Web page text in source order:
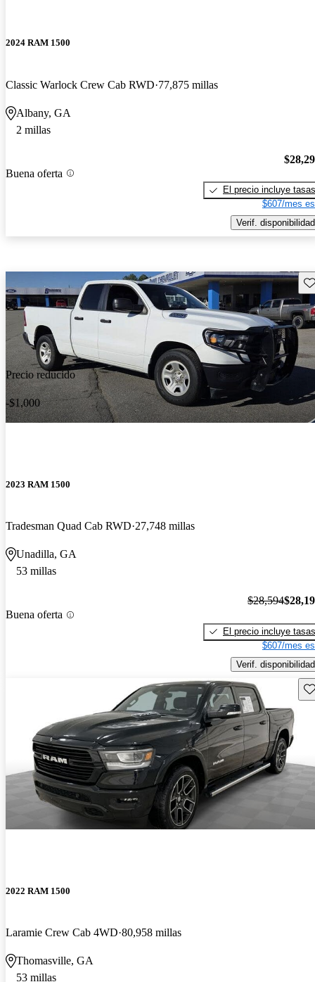
2024 RAM 1500
Classic Warlock Crew Cab RWD 77,875 millas
Albany, GA
2 millas
Buena oferta
El precio incluye tasas
$607/mes
Verif. disponibilidad
Precio reducido
-$1,000
2023 RAM 1500
Tradesman Quad Cab RWD 27,748 millas
Unadilla, GA
53 millas
Buena oferta
$28,594
El precio incluye tasas
$607/mes
Verif. disponibilidad
2022 RAM 1500
Laramie Crew Cab 4WD 80,958 millas
Thomasville, GA
53 millas